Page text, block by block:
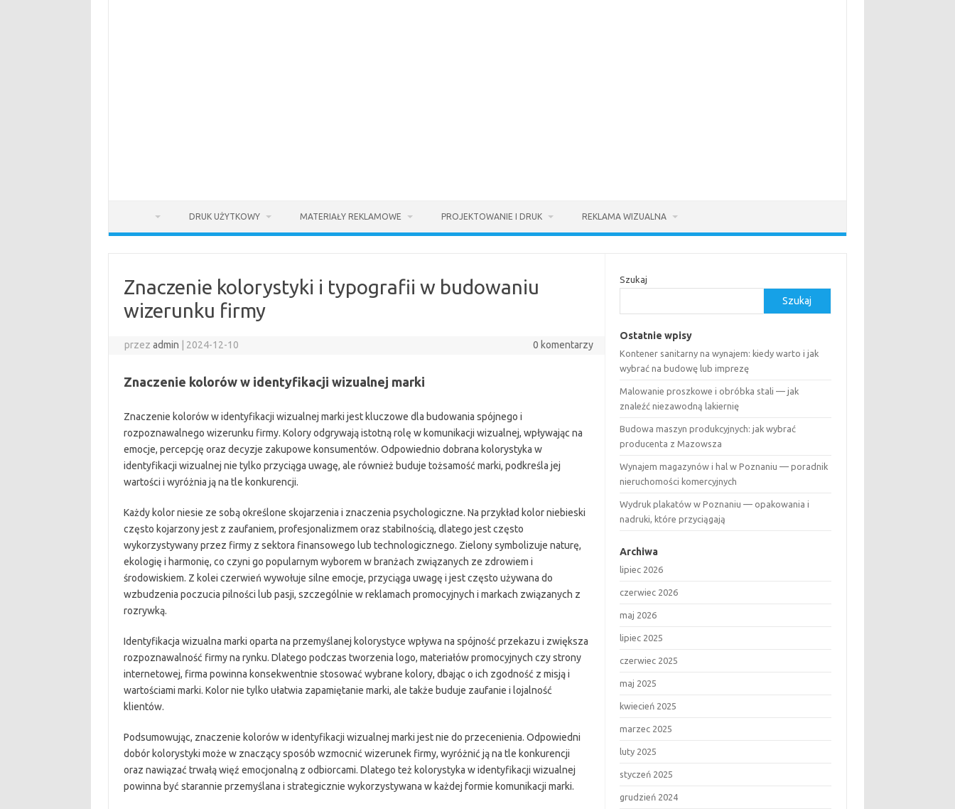
DRUK UŻYTKOWY MATERIAŁY REKLAMOWE PROJEKTOWANIE I DRUK REKLAMA WIZUALNA
Znaczenie kolorystyki i typografii w budowaniu
wizerunku firmy
przezadmin 2024-12-10 0 komentarzy
Znaczenie kolorów w identyfikacji wizualnej marki
Znaczenie kolorów w identyfikacji wizualnej marki jest kluczowe dla budowania spójnego i
rozpoznawalnego wizerunku firmy. Kolory odgrywają istotną rolę w komunikacji wizualnej, wpływając na
emocje, percepcję oraz decyzje zakupowe konsumentów. Odpowiednio dobrana kolorystyka w
identyfikacji wizualnej nie tylko przyciąga uwagę, ale również buduje tożsamość marki, podkreśla jej
wartości i wyróżnia ją na tle konkurencji.
Każdy kolor niesie ze sobą określone skojarzenia i znaczenia psychologiczne. Na przykład kolor niebieski
często kojarzony jest z zaufaniem, profesjonalizmem oraz stabilnością, dlatego jest często
wykorzystywany przez firmy z sektora finansowego lub technologicznego. Zielony symbolizuje naturę,
ekologię i harmonię, co czyni go popularnym wyborem w branżach związanych ze zdrowiem i
środowiskiem. Z kolei czerwień wywołuje silne emocje, przyciąga uwagę i jest często używana do
wzbudzenia poczucia pilności lub pasji, szczególnie w reklamach promocyjnych i markach związanych z
rozrywką.
Identyfikacja wizualna marki oparta na przemyślanej kolorystyce wpływa na spójność przekazu i zwiększa
rozpoznawalność firmy na rynku. Dlatego podczas tworzenia logo, materiałów promocyjnych czy strony
internetowej, firma powinna konsekwentnie stosować wybrane kolory, dbając o ich zgodność z misją i
wartościami marki. Kolor nie tylko ułatwia zapamiętanie marki, ale także buduje zaufanie i lojalność
klientów.
Podsumowując, znaczenie kolorów w identyfikacji wizualnej marki jest nie do przecenienia. Odpowiedni
dobór kolorystyki może w znaczący sposób wzmocnić wizerunek firmy, wyróżnić ją na tle konkurencji
oraz nawiązać trwałą więź emocjonalną z odbiorcami. Dlatego też kolorystyka w identyfikacji wizualnej
powinna być starannie przemyślana i strategicznie wykorzystywana w każdej formie komunikacji marki.
Szukaj
Szukaj
Ostatnie wpisy
Kontener sanitarny na wynajem: kiedy warto i jak
wybrać na budowę lub imprezę
Malowanie proszkowe i obróbka stali — jak
znaleźć niezawodną lakiernię
Budowa maszyn produkcyjnych: jak wybrać
producenta z Mazowsza
Wynajem magazynów i hal w Poznaniu — poradnik
nieruchomości komercyjnych
Wydruk plakatów w Poznaniu — opakowania i
nadruki, które przyciągają
Archiwa
lipiec 2026
czerwiec 2026
maj 2026
lipiec 2025
czerwiec 2025
maj 2025
kwiecień 2025
marzec 2025
luty 2025
styczeń 2025
grudzień 2024